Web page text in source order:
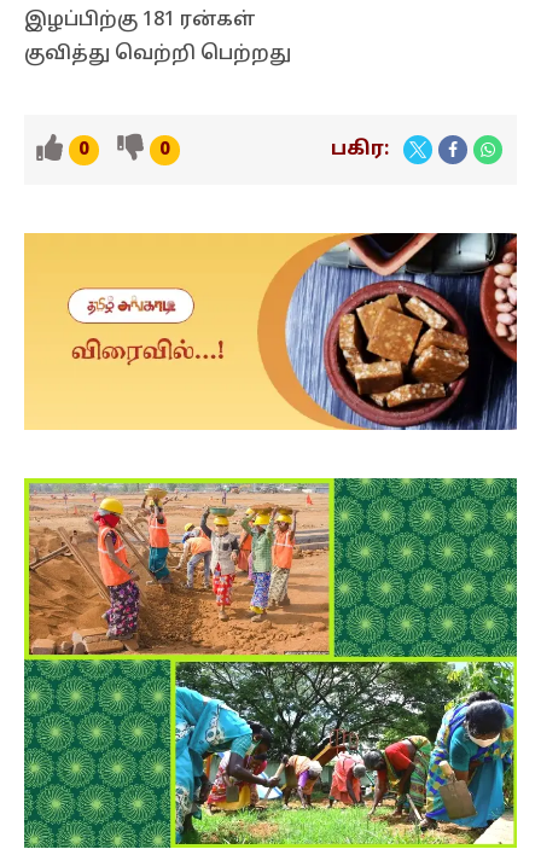
இழப்பிற்கு 181 ரன்கள்
குவித்து வெற்றி பெற்றது
0 0 பகிர: